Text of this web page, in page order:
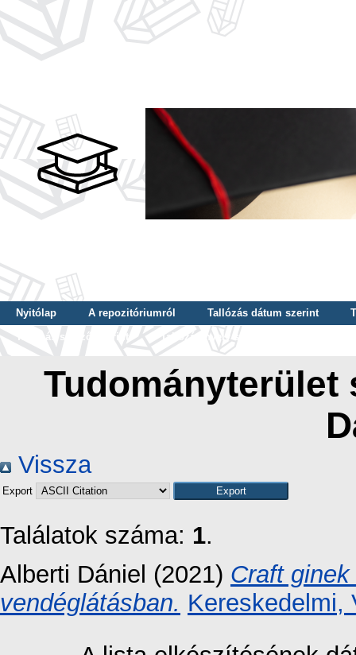
Nyitólap A repozitóriumról Tallózás dátum szerint
Tallózás szerző szerint
Tallózás nyelv szerint
Tudományterület
Vissza
Export
Találatok száma: 1.
Alberti Dániel (2021) Craft
vendéglátásban. Kereskedelmi,